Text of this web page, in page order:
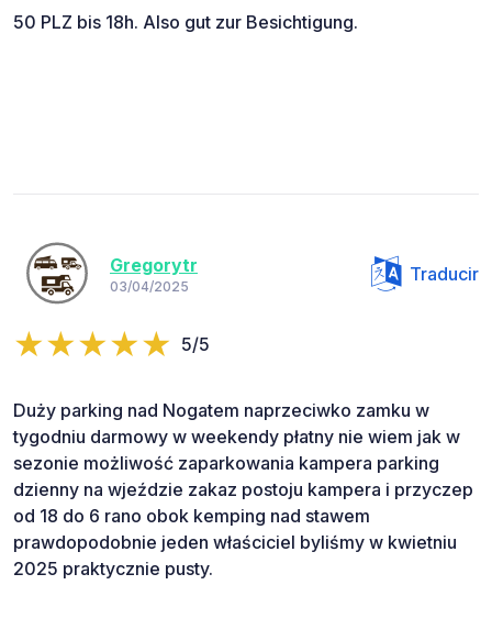
50 PLZ bis 18h. Also gut zur Besichtigung.
Gregorytr
03/04/2025
Traducir
5/5
Duży parking nad Nogatem naprzeciwko zamku w
tygodniu darmowy w weekendy płatny nie wiem jak w
sezonie możliwość zaparkowania kampera parking
dzienny na wjeździe zakaz postoju kampera i przyczep
od 18 do 6 rano obok kemping nad stawem
prawdopodobnie jeden właściciel byliśmy w kwietniu
2025 praktycznie pusty.